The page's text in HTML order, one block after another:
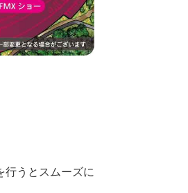
行うとスムーズに